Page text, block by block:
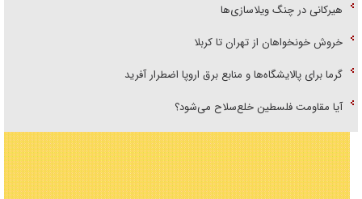
هیرکانی در چنگ ویلاسازی‌ها
خروش خونخواهان از تهران تا کربلا
گرما برای پالایشگاه‌ها و منابع برق اروپا اضطرار آفرید
آیا مقاومت فلسطین خلع‌سلاح می‌شود؟